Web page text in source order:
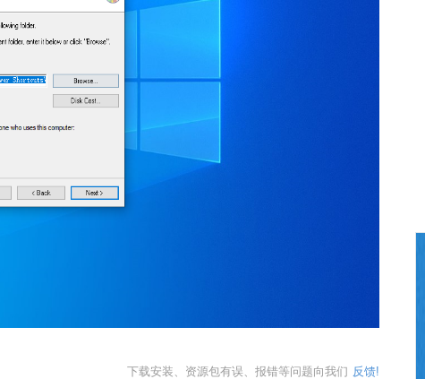
下载安装、资源包有误、报错等问题向我们 反馈!